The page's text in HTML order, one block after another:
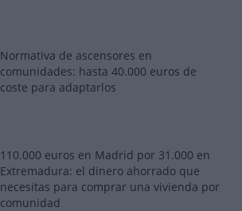
Normativa de ascensores en
comunidades: hasta 40.000 euros de
coste para adaptarlos
110.000 euros en Madrid por 31.000 en
Extremadura: el dinero ahorrado que
necesitas para comprar una vivienda por
comunidad